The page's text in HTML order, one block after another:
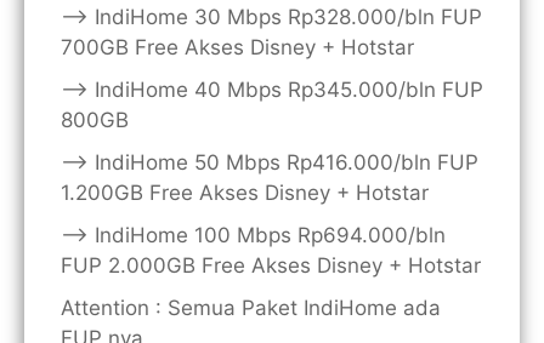
——> IndiHome 30 Mbps Rp328.000/bln FUP
700GB Free Akses Disney + Hotstar
——> IndiHome 40 Mbps Rp345.000/bln FUP
800GB
——> IndiHome 50 Mbps Rp416.000/bln FUP
1.200GB Free Akses Disney + Hotstar
——> IndiHome 100 Mbps Rp694.000/bln
FUP 2.000GB Free Akses Disney + Hotstar
Attention : Semua Paket IndiHome ada